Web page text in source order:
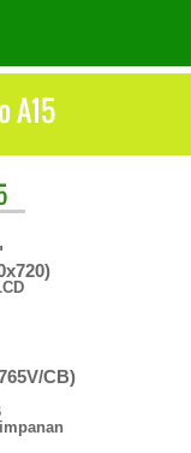
A15
CB)